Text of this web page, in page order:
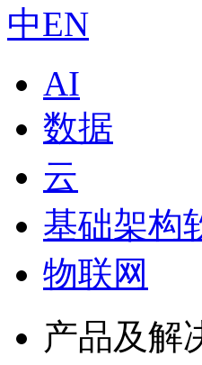
中EN
AI
数据
云
基础架构
物联网
产品及解